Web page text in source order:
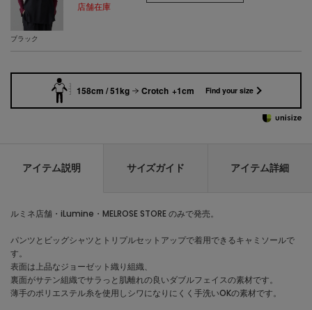
ブラック
店舗在庫
158cm / 51kg Crotch +1cm Find your size
アイテム説明 サイズガイド アイテム詳細
ルミネ店舗・iLumine・MELROSE STORE のみで発売。
パンツとビッグシャツとトリプルセットアップで着用できるキャミソールで
す。
表面は上品なジョーゼット織り組織、
裏面がサテン組織でサラっと肌離れの良いダブルフェイスの素材です。
薄手のポリエステル糸を使用しシワになりにくく手洗いOKの素材です。